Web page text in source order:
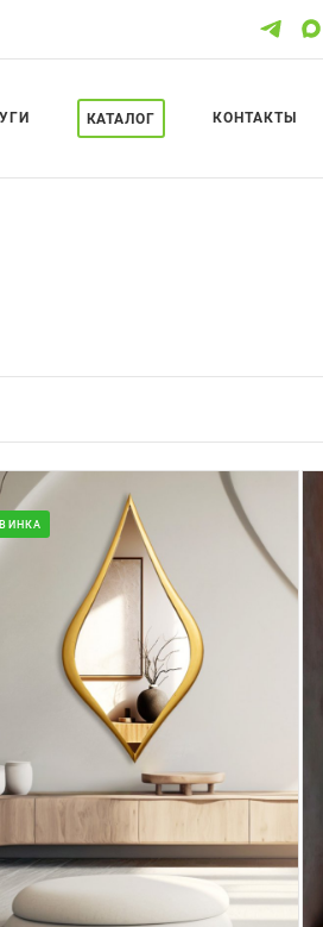
КАТАЛОГ КОНТАКТЫ